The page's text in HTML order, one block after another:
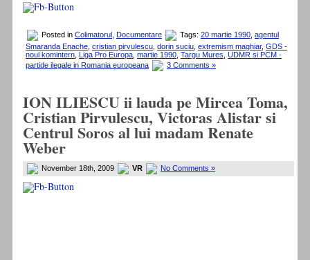
Posted in Colimatorul Documentare Tags: 20 martie 1990 agentul
Smaranda Enache cristian pirvulescu dorin suciu extremism maghiar, GDS -
noul komintern
Liga Pro Europa martie 1990 Targu Mures UDMR si PCM -
partide ilegale in Romania europeana
3 Comments »
ION ILIESCU ii lauda pe Mircea Toma,
Cristian Pirvulescu, Victoras Alistar si
Centrul Soros al lui madam Renate
Weber
November 18th, 2009 VR No Comments »